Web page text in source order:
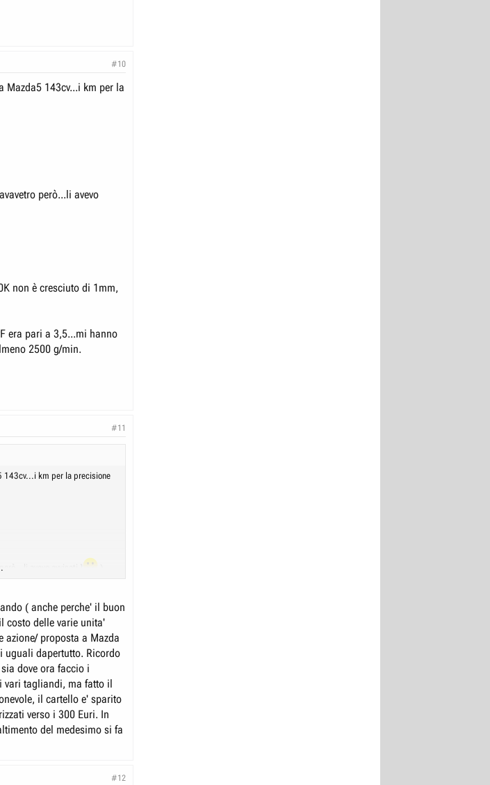
#10
143cv...i km per la
però...li avevo
non è cresciuto di 1mm,
era pari a 3,5...mi hanno
2500 g/min.
#11
143cv...i km per la precisione
avevo avvisati ]
di 1mm, era ancora
a 3,5...mi hanno chiesto di
( anche perche' il buon
costo delle varie unita'
azione/ proposta a Mazda
uguali dapertutto. Ricordo
dove ora faccio i
vari tagliandi, ma fatto il
il cartello e' sparito
verso i 300 Euri. In
del medesimo si fa
#12